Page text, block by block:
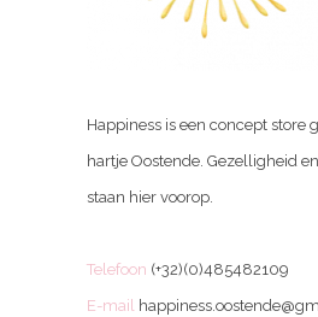
Happiness is een concept store
hartje Oostende. Gezelligheid
staan hier voorop.
Telefoon (+32)(0)485482109
E-mail